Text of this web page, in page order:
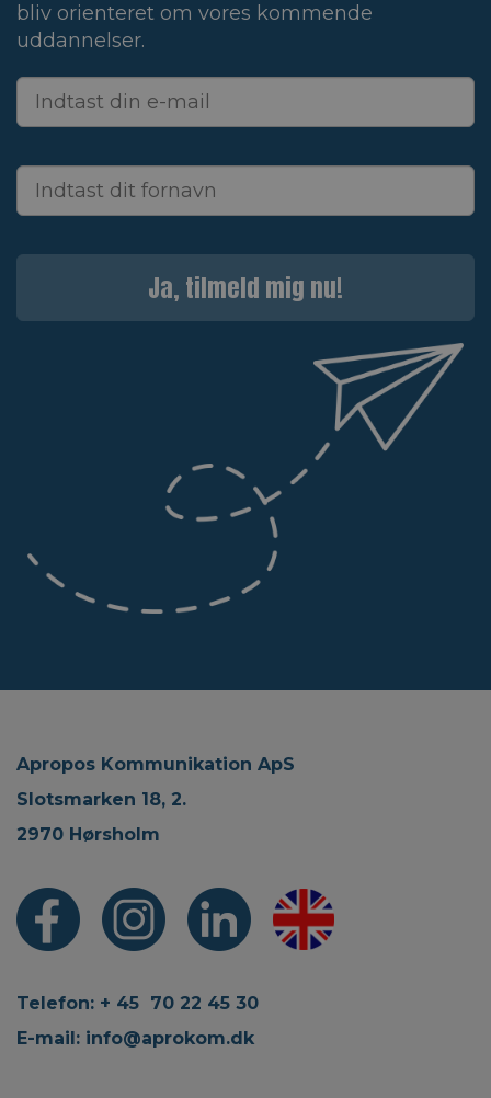
bliv orienteret om vores kommende
uddannelser.
Ja, tilmeld mig nu!
Apropos Kommunikation ApS
Slotsmarken 18, 2.
2970 Hørsholm
Telefon: + 45 70 22 45 30
E-mail: info@aprokom.dk